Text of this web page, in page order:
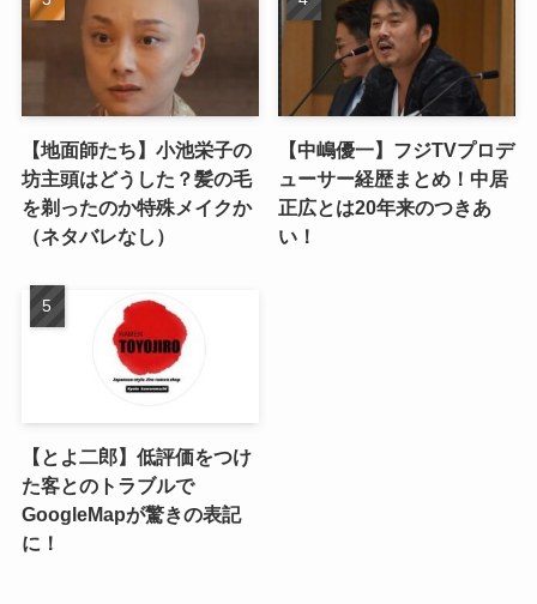
【地面師たち】小池栄子の
坊主頭はどうした？髪の毛
を剃ったのか特殊メイクか
（ネタバレなし）
【中嶋優一】フジTVプロデ
ューサー経歴まとめ！中居
正広とは20年来のつきあ
い！
【とよ二郎】低評価をつけ
た客とのトラブルで
GoogleMapが驚きの表記
に！